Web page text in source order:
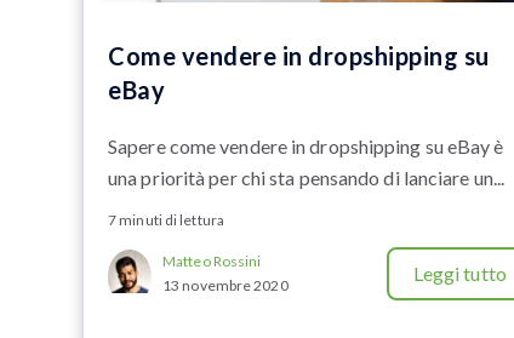
Come vendere in dropshipping su
eBay
Sapere come vendere in dropshipping su eBay è
una priorità per chi sta pensando di lanciare un...
7 minuti di lettura
Matteo Rossini
13 novembre 2020
Leggi tutto